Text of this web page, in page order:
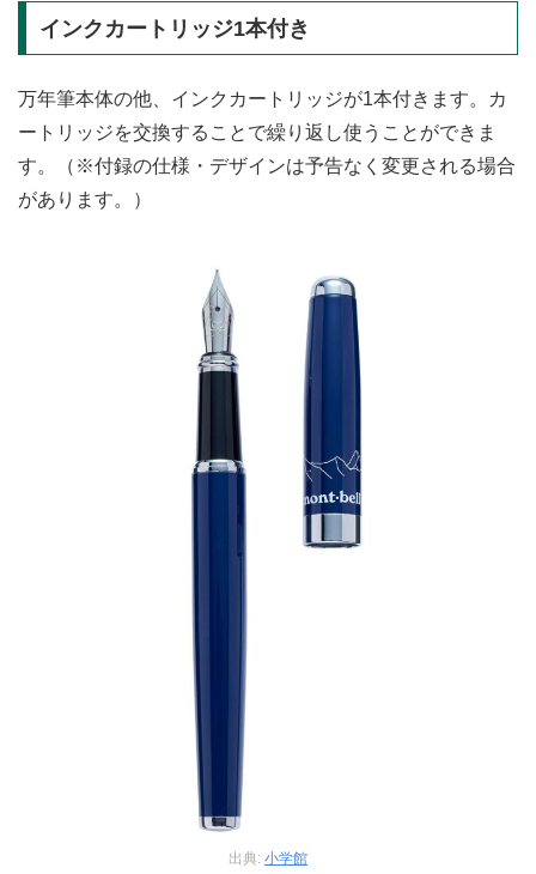
インクカートリッジ1本付き
万年筆本体の他、インクカートリッジが1本付きます。カ
ートリッジを交換することで繰り返し使うことができま
す。（※付録の仕様・デザインは予告なく変更される場合
があります。）
出典: 小学館